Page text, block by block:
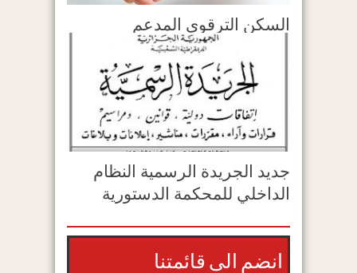
السكن الترقوي المدعم
جديد الجريدة الرسمية النظام
الداخلي للمحكمة الدستورية
انضم الى قائمتنا